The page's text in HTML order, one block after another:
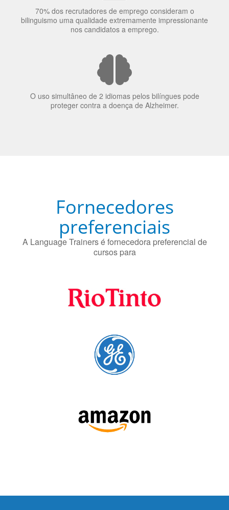
70% dos recrutadores de emprego consideram o
bilinguismo uma qualidade extremamente impressionante
O uso simultâneo de 2 idiomas pelos bilíngues pode
Fornecedores
preferenciais
A Language Trainers é fornecedora preferencial de